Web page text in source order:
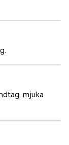
mjuka